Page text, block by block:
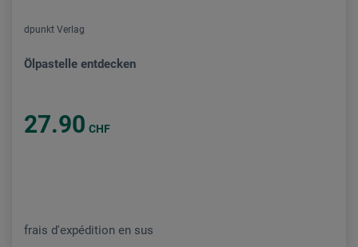
dpunkt Verlag
Ölpastelle entdecken
27.90 CHF
frais d'expédition en sus